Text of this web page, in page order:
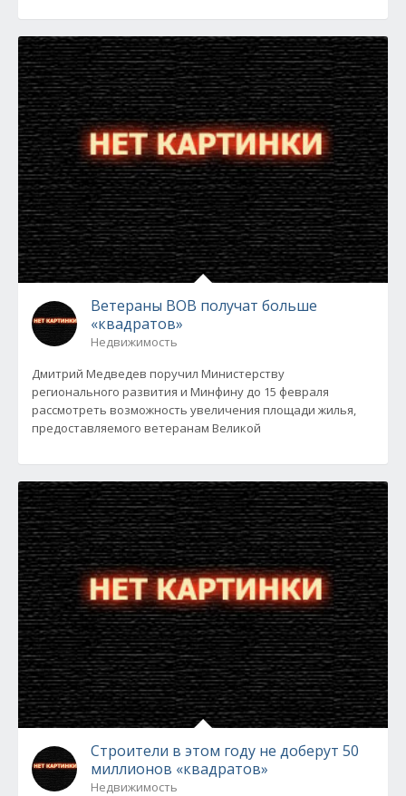
Ветераны ВОВ получат больше
«квадратов»
Недвижимость
Дмитрий Медведев поручил Министерству
регионального развития и Минфину до 15 февраля
рассмотреть возможность увеличения площади жилья,
предоставляемого ветеранам Великой
Строители в этом году не доберут 50
миллионов «квадратов»
Недвижимость